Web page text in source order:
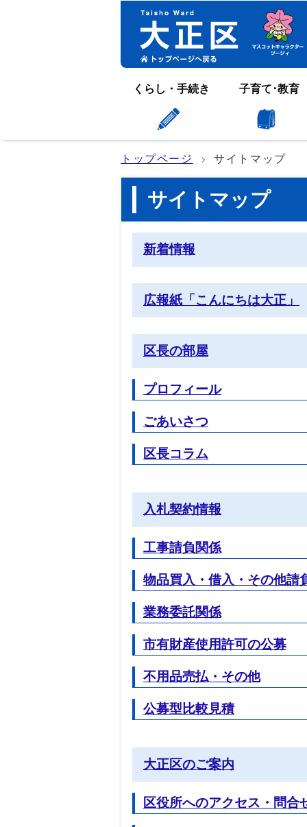
くらし・手続き 子育て･教育
トップページ サイトマップ
サイトマップ
新着情報
広報紙「こんにちは大正」
区長の部屋
プロフィール
ごあいさつ
区長コラム
入札契約情報
工事請負関係
物品買入・借入・その他請
業務委託関係
市有財産使用許可の公募
不用品売払・その他
公募型比較見積
大正区のご案内
区役所へのアクセス・問合